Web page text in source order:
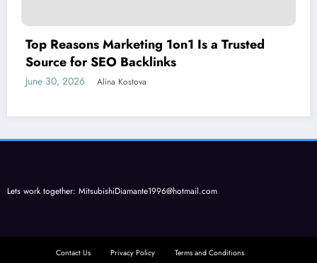
Top Reasons Marketing 1on1 Is a Trusted
Source for SEO Backlinks
June 30, 2026 Alina Kostova
Lets work together: MitsubishiDiamante1996@hotmail.com
Contact Us Privacy Policy Terms and Conditions